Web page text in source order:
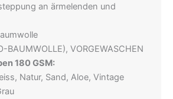
an ärmelenden und
BAUMWOLLE), VORGEWASCHEN
180 GSM:
Natur, Sand, Aloe, Vintage